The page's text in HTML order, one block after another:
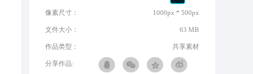
像素尺寸： 1000px * 500px
文件大小： 63 MB
作品类型： 共享素材
分享作品: